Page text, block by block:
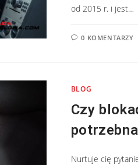
od 2015 r. i jest…
0 KOMENTARZY
BLOG
Czy
Nurtuje cię